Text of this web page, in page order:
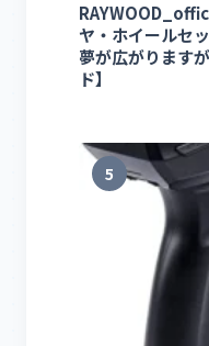
ヤ・ホイールセ
夢が広がります
ド】
5